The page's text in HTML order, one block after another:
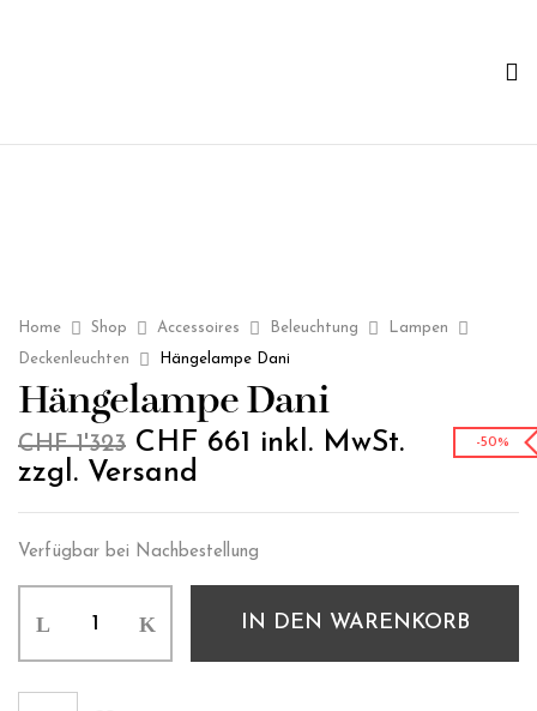
Home Shop Accessoires Beleuchtung
Lampen
Deckenleuchten
Hängelampe Dani
Hängelampe Dani
CHF1'323 CHF 661 inkl. MwSt.
zzgl. Versand
-50%
Verfügbar bei Nachbestellung
IN DEN WARENKORB